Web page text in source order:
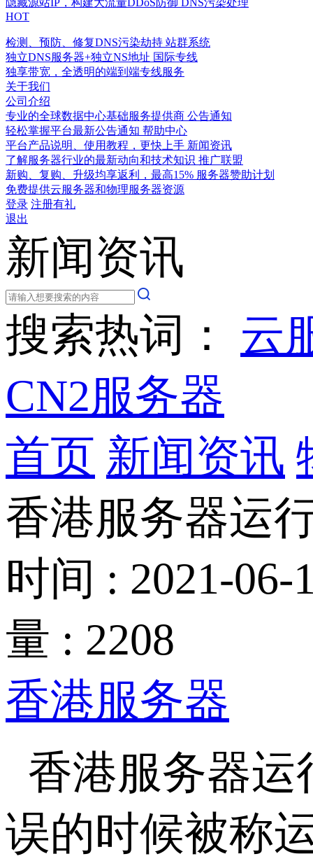
隐藏源站IP，构建大流量DDoS防御
DNS污染处理
HOT
检测、预防、修复DNS污染劫持 站群系统
独立DNS服务器+独立NS地址 国际专线
独享带宽，全透明的端到端专线服务
关于我们
公司介绍
专业的全球数据中心基础服务提供商 公告通知
轻松掌握平台最新公告通知 帮助中心
平台产品说明、使用教程，更快上手 新闻资讯
了解服务器行业的最新动向和技术知识 推广联盟
新购、复购、升级均享返利，最高15% 服务器赞助计划
免费提供云服务器和物理服务器资源
登录 注册有礼
退出
新闻资讯
搜索热词： 云
CN2服务器
首页 新闻资讯
香港服务器运
时间 : 2021-06-
量 : 2208
香港服务器
香港服务器运
误的时候被称